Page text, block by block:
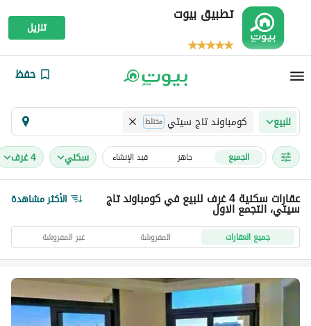
تطبيق بيوت
تنزيل
حفظ
للبيع كومباوند تاج سيتي مختلط
الجميع جاهز قيد الإنشاء سكني 4 غرف
عقارات سكنية 4 غرف للبيع في كومباوند تاجسيتي، التجمع الاول الأكثر مشاهدة
جميع العقارات المفروشة غير المفروشة